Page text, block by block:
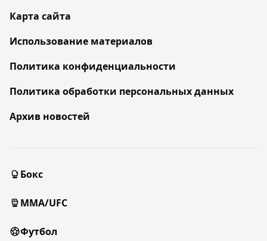
Карта сайта
Использование материалов
Политика конфиденциальности
Политика обработки персональных данных
Архив новостей
Бокс
MMA/UFC
Футбол